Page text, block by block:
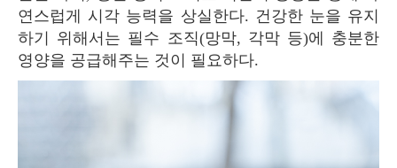
연스럽게 시각 능력을 상실한다. 건강한 눈을 유지
하기 위해서는 필수 조직(망막, 각막 등)에 충분한
영양을 공급해주는 것이 필요하다.